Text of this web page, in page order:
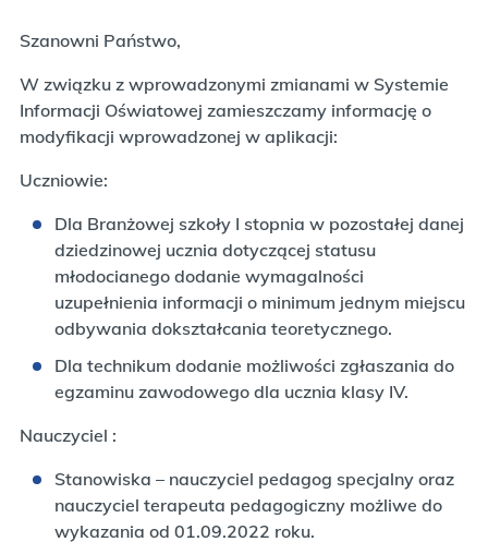
Szanowni Państwo,
W związku z wprowadzonymi zmianami w Systemie
Informacji Oświatowej zamieszczamy informację o
modyfikacji wprowadzonej w aplikacji:
Uczniowie:
Dla Branżowej szkoły I stopnia w pozostałej danej
dziedzinowej ucznia dotyczącej statusu
młodocianego dodanie wymagalności
uzupełnienia informacji o minimum jednym miejscu
odbywania dokształcania teoretycznego.
Dla technikum dodanie możliwości zgłaszania do
egzaminu zawodowego dla ucznia klasy IV.
Nauczyciel :
Stanowiska – nauczyciel pedagog specjalny oraz
nauczyciel terapeuta pedagogiczny możliwe do
wykazania od 01.09.2022 roku.